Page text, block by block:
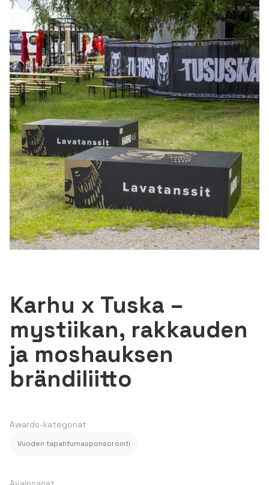
Karhu x Tuska –
mystiikan, rakkauden
ja moshauksen
brändiliitto
Awards-kategoriat
Vuoden tapahtumasponsorointi